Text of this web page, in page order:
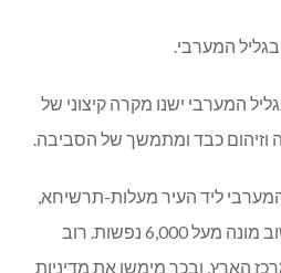
המערבי.
המערבי ישנו מקרה קיצוני של
וזיהום כבד ומתמשך של הסביבה.
המערבי ליד העיר מעלות-תרשיחא,
כ-12 ק"מ מגבול לבנון. היישוב מונה מעל 6,000 נפשות. רוב
הארץ, ובכך מימשו את מדיניות